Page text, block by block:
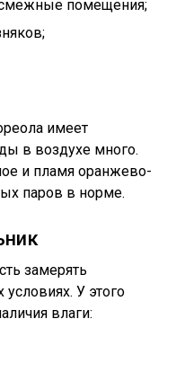
помещения;
имеет
в воздухе много.
и пламя оранжево-
паров в норме.
замерять
У этого
влаги: